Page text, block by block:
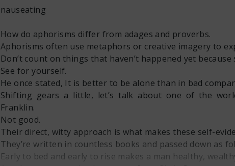
nauseating
How do aphorisms differ from adages and proverbs.
Aphorisms often use metaphors or creative imagery to
Don’t count on things that haven’t happened yet
See for yourself.
He once stated, It is better to be alone than in bad
Shifting gears a little, let’s talk about one of the
Franklin.
Not good.
Their direct, witty approach is what makes these self-
They’re written in countless books and passed down as
Early to bed and early to rise makes a man healthy,